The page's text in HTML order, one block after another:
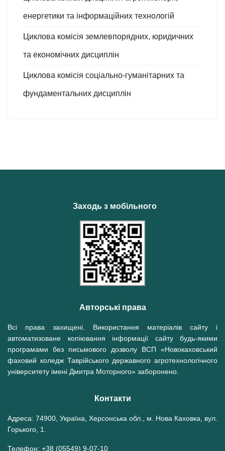
енергетики та інформаційних технологій
Циклова комісія землевпорядних, юридичних
та економічних дисциплін
Циклова комісія соціально-гуманітарних та
фундаментальних дисциплін
Заходь з мобільного
Авторські права
Всі права захищені. Використання матеріалів сайту і
автоматизоване копіювання інформації сайту будь-якими
програмами без письмового дозволу ВСП «Новокаховський
фаховий коледж Таврійського державного агротехнологічного
університету імені Дмитра Моторного» заборонено.
Контакти
Адреса: 74900, Україна, Херсонська обл., м. Нова Каховка, вул.
Горького, 1.
Телефон: +38 (05549) 9-07-10